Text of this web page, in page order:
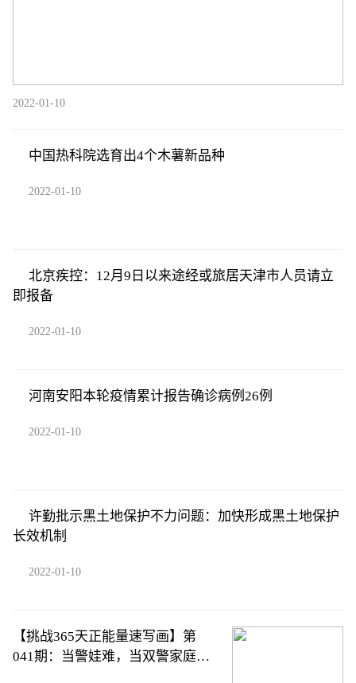
2022-01-10
中国热科院选育出4个木薯新品种
2022-01-10
北京疾控：12月9日以来途经或旅居天津市人员请立
即报备
2022-01-10
河南安阳本轮疫情累计报告确诊病例26例
2022-01-10
许勤批示黑土地保护不力问题：加快形成黑土地保护
长效机制
2022-01-10
【挑战365天正能量速写画】第
041期：当警娃难，当双警家庭的